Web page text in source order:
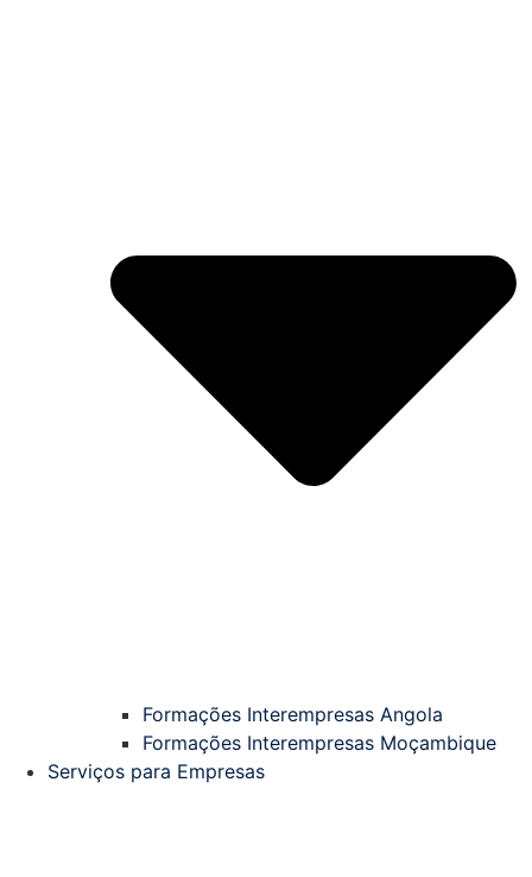
Formações Interempresas Angola
Formações Interempresas Moçambique
Serviços para Empresas